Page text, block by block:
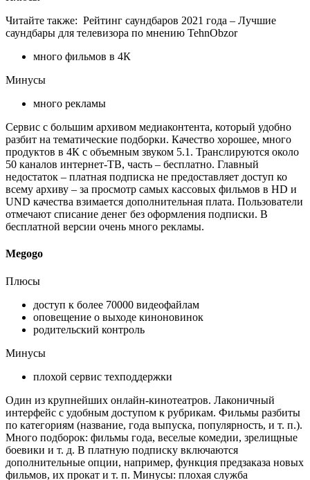
Читайте также: Рейтинг саундбаров 2021 года – Лучшие
саундбары для телевизора по мнению TehnObzor
много фильмов в 4К
Минусы
много рекламы
Сервис с большим архивом медиаконтента, который удобно
разбит на тематические подборки. Качество хорошее, много
продуктов в 4К с объемным звуком 5.1. Транслируются около
50 каналов интернет-ТВ, часть – бесплатно. Главный
недостаток – платная подписка не предоставляет доступ ко
всему архиву – за просмотр самых кассовых фильмов в HD и
UND качества взимается дополнительная плата. Пользователи
отмечают списание денег без оформления подписки. В
бесплатной версии очень много рекламы.
Megogo
Плюсы
доступ к более 70000 видеофайлам
оповещение о выходе киноновинок
родительский контроль
Минусы
плохой сервис техподдержки
Один из крупнейших онлайн-кинотеатров. Лаконичный
интерфейс с удобным доступом к рубрикам. Фильмы разбиты
по категориям (название, года выпуска, популярность, и т. п.).
Много подборок: фильмы года, веселые комедии, зрелищные
боевики и т. д. В платную подписку включаются
дополнительные опции, например, функция предзаказа новых
фильмов, их прокат и т. п. Минусы: плохая служба